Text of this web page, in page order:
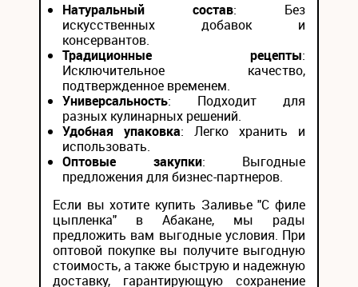
Натуральный состав: Без
искусственных добавок и
консервантов.
Традиционные рецепты:
Исключительное качество,
подтвержденное временем.
Универсальность: Подходит для
разных кулинарных решений.
Удобная упаковка: Легко хранить и
использовать.
Оптовые закупки: Выгодные
предложения для бизнес-партнеров.
Если вы хотите купить Заливье "С филе
цыпленка" в Абакане, мы рады
предложить вам выгодные условия. При
оптовой покупке вы получите выгодную
стоимость, а также быструю и надежную
доставку, гарантирующую сохранение